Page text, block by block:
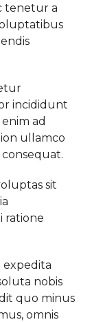
tenetur a
incididunt
ad
ullamco
sit
ratione
expedita
nobis
quo minus
omnis